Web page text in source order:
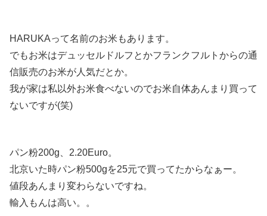
HARUKAって名前のお米もあります。
でもお米はデュッセルドルフとかフランクフルトからの通
信販売のお米が人気だとか。
我が家は私以外お米食べないのでお米自体あんまり買って
ないですが(笑)
パン粉200g、2.20Euro。
北京いた時パン粉500gを25元で買ってたからなぁー。
値段あんまり変わらないですね。
輸入もんは高い。。